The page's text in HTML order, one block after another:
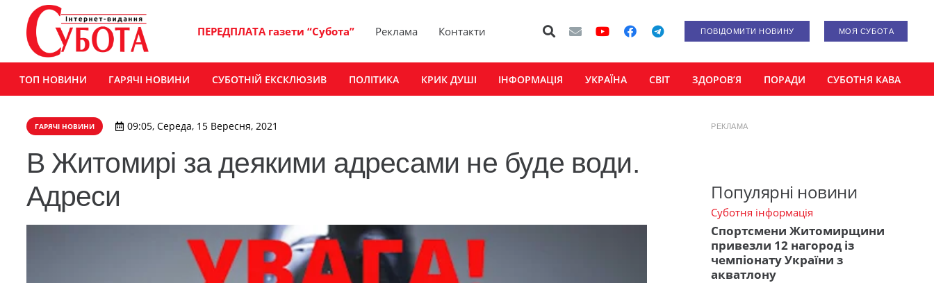
ПЕРЕДПЛАТА газети “Субота” Реклама Контакти ПОВІДОМИТИ НОВИНУ МОЯ СУБОТА
ТОП НОВИНИ ГАРЯЧІ НОВИНИ СУБОТНІЙ ЕКСКЛЮЗИВ ПОЛІТИКА КРИК ДУШІ ІНФОРМАЦІЯ УКРАЇНА СВІТ ЗДОРОВ’Я ПОРАДИ СУБОТНЯ КАВА
ГАРЯЧІ НОВИНИ 09:05, Середа, 15 Вересня, 2021
В Житомирі за деякими адресами не буде води.
Адреси
РЕКЛАМА
Популярні новини
Суботня інформація
Спортсмени Житомирщини
привезли 12 нагород із
чемпіонату України з
акватлону